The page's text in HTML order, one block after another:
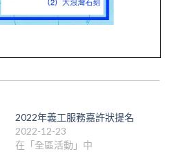
2022年義工服務嘉許狀提名
2022-12-23
在「全區活動」中